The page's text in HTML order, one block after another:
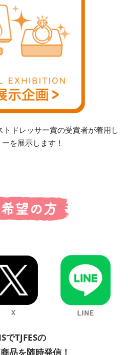
ドレッサー賞の受賞者が着用し
を展示します！
でTJFESの
品を随時発信！